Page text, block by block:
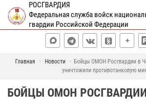
РОСГВАРДИЯ
Федеральная служба войск
гвардии Российской Федерации
Главная Новости
Бойцы ОМОН Росгвардии в
уничтожили противотанковую
БОЙЦЫ ОМОН